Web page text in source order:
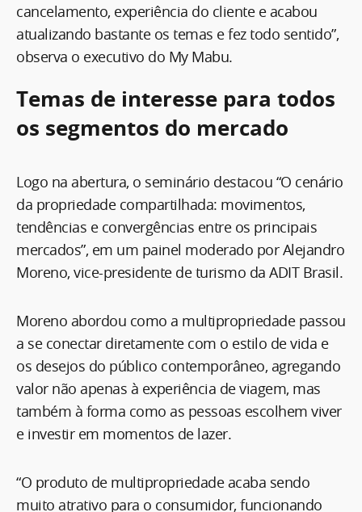
cancelamento, experiência do cliente e acabou
atualizando bastante os temas e fez todo sentido”,
observa o executivo do My Mabu.
Temas de interesse para todos
os segmentos do mercado
Logo na abertura, o seminário destacou “O cenário
da propriedade compartilhada: movimentos,
tendências e convergências entre os principais
mercados”, em um painel moderado por Alejandro
Moreno, vice-presidente de turismo da ADIT Brasil.
Moreno abordou como a multipropriedade passou
a se conectar diretamente com o estilo de vida e
os desejos do público contemporâneo, agregando
valor não apenas à experiência de viagem, mas
também à forma como as pessoas escolhem viver
e investir em momentos de lazer.
“O produto de multipropriedade acaba sendo
muito atrativo para o consumidor, funcionando